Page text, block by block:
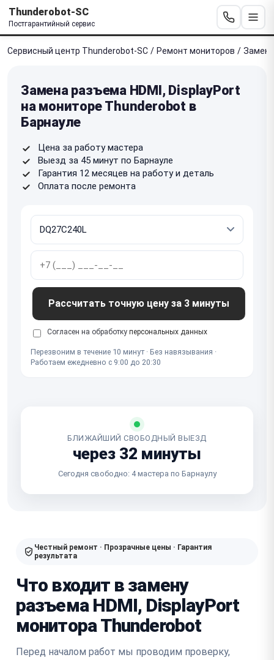
Thunderobot-SC
Постгарантийный сервис
Сервисный центр Thunderobot-SC / Ремонт мониторов /
Замена разъема HDMI, DisplayPort
на мониторе Thunderobot в
Барнауле
Цена за работу мастера
Выезд за 45 минут по Барнауле
Гарантия 12 месяцев на работу и деталь
Оплата после ремонта
Рассчитать точную цену за 3 минуты
Согласен на обработку персональных данных
Перезвоним в течение 10 минут · Без навязывания ·
Работаем ежедневно с 9:00 до 20:30
БЛИЖАЙШИЙ СВОБОДНЫЙ ВЫЕЗД
через 32 минуты
Сегодня свободно: 4 мастера по Барнаулу
Честный ремонт · Прозрачные цены · Гарантия
результата
Что входит в замену
разъема HDMI, DisplayPort
монитора Thunderobot
Перед началом работ мы проводим проверку,